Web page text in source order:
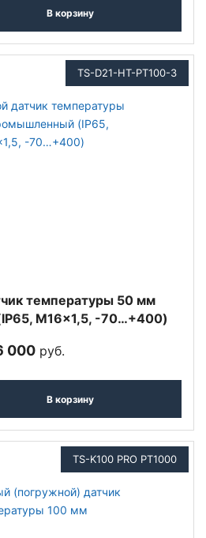
В корзину
TS-D21-HT-PT100-3
температуры 50 мм
M16x1,5, -70…+400)
000руб.
В корзину
TS-K100 PRO PT1000